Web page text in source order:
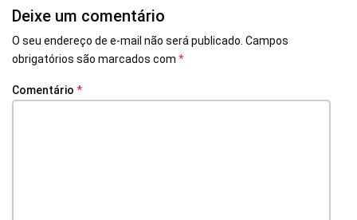
Deixe um comentário
O seu endereço de e-mail não será publicado. Campos
obrigatórios são marcados com *
Comentário *